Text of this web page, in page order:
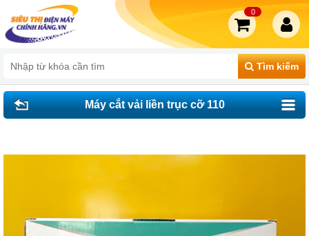
Tìm kiếm
0
Máy cắt vải liền trục cỡ 110